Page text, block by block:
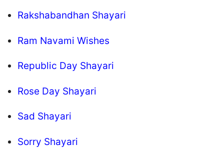
Rakshabandhan Shayari
Ram Navami Wishes
Republic Day Shayari
Rose Day Shayari
Sad Shayari
Sorry Shayari